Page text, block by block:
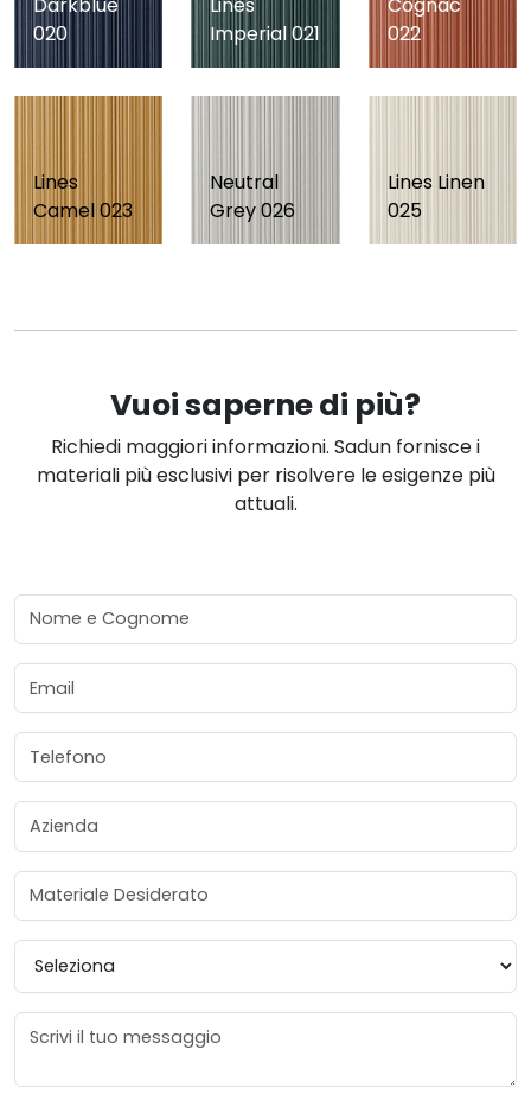
020
Imperial 021
022
Lines
Camel 023
Neutral
Grey 026
Lines Linen
025
Vuoi saperne di più?
Richiedi maggiori informazioni. Sadun fornisce i
materiali più esclusivi per risolvere le esigenze più
attuali.
Nome e Cognome
Email
Telefono
Azienda
Materiale Desiderato
Provincia
Messaggio